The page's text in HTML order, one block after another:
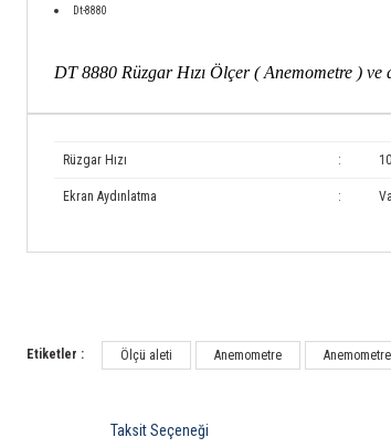
Dt-8880
DT 8880 Rüzgar Hızı Ölçer ( Anemometre )
Rüzgar Hızı :
Ekran Aydınlatma :
Etiketler : Ölçü aleti Anemometre
Taksit Seçeneği